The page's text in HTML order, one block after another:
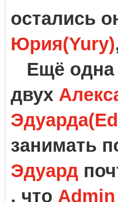
остались
Юрия(Yury)
Ещё одна
двух
занимать
Эдуард
, что Admin